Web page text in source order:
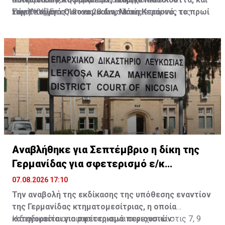
τον Υπουργό Οικονομικών, Μάκη Κεραυνό, το πρωί
νομοθετήματος στους κοινωνικούς εταίρους τις
Σώματος, στις 19 και 28 Αυγούστου.
Πηγή: ΚΥΠΕ
Αναβλήθηκε για Σεπτέμβριο η δίκη της
Γερμανίδας για σφετερισμό ε/κ
περιουσιών
07.08.2026 17:10
Την αναβολή της εκδίκασης της υπόθεσης εναντίον
της Γερμανίδας κτηματομεσίτριας, η οποία
κατηγορείται για σφετερισμό περιουσιών
Η διαδικασία αποφασίστηκε να συνεχιστεί στις 7, 9